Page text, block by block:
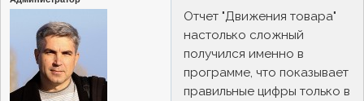
Отчет "Движения товара"
настолько сложный
получился именно в
программе, что показывает
правильные цифры только в